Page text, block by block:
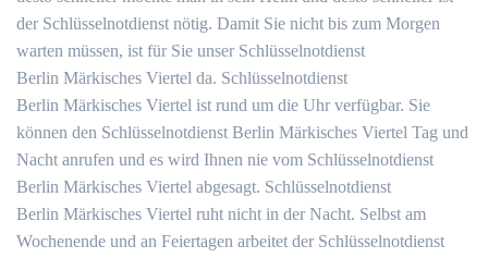
der Schlüsselnotdienst nötig. Damit Sie nicht bis zum Morgen
warten müssen, ist für Sie unser Schlüsselnotdienst
Berlin Märkisches Viertel da. Schlüsselnotdienst
Berlin Märkisches Viertel ist rund um die Uhr verfügbar. Sie
können den Schlüsselnotdienst Berlin Märkisches Viertel Tag und
Nacht anrufen und es wird Ihnen nie vom Schlüsselnotdienst
Berlin Märkisches Viertel abgesagt. Schlüsselnotdienst
Berlin Märkisches Viertel ruht nicht in der Nacht. Selbst am
Wochenende und an Feiertagen arbeitet der Schlüsselnotdienst